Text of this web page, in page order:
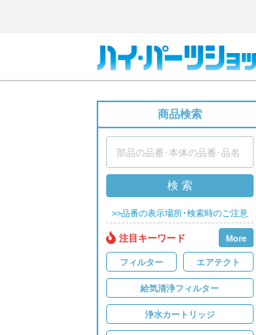
商品検索
検 索
>>品番の表示場所･検索時のご注意
注目キーワード More
フィルター エアテクト
給気清浄フィルター
浄水カートリッジ